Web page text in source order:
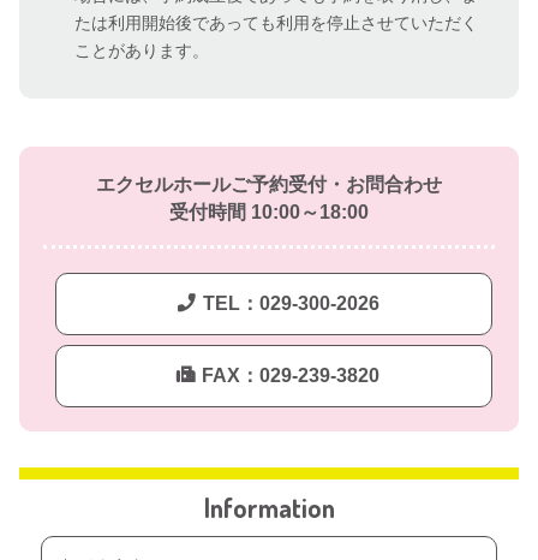
たは利用開始後であっても利用を停止させていただく
ことがあります。
エクセルホールご予約受付・お問合わせ
受付時間 10:00～18:00
TEL：029-300-2026
FAX：029-239-3820
Information